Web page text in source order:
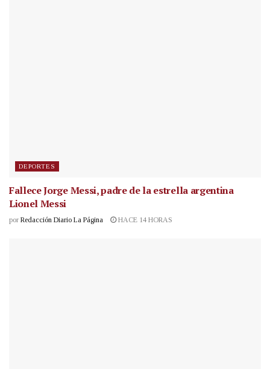
DEPORTES
Fallece Jorge Messi, padre de la estrella argentina
Lionel Messi
por Redacción Diario La Página HACE 14 HORAS